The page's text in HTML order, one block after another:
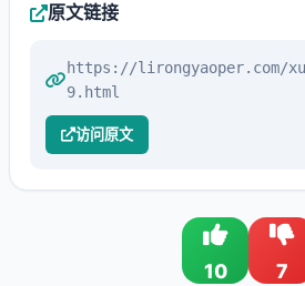
原文链接
https://lirongyaoper.com/
9.html
访问原文
10 7